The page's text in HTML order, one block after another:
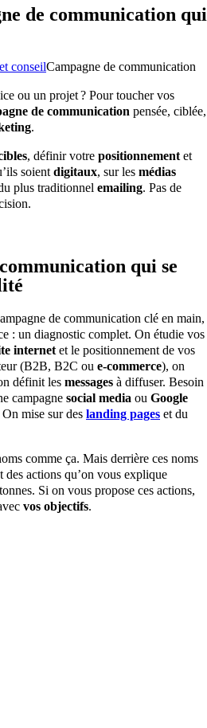
de communication qui
conseilCampagne de communication
ou un projet ? Pour toucher vos
de communication pensée, ciblée,
.
, définir votre positionnement et
soient digitaux, sur les médias
plus traditionnel emailing. Pas de
qui se
de communication clé en main,
: un diagnostic complet. On étudie vos
internet et le positionnement de vos
(B2B, B2C ou e‑commerce), on
définit les messages à diffuser. Besoin
campagne social media ou Google
mise sur des landing pages et du
comme ça. Mais derrière ces noms
des actions qu’on vous explique
Si on vous propose ces actions,
vos objectifs.